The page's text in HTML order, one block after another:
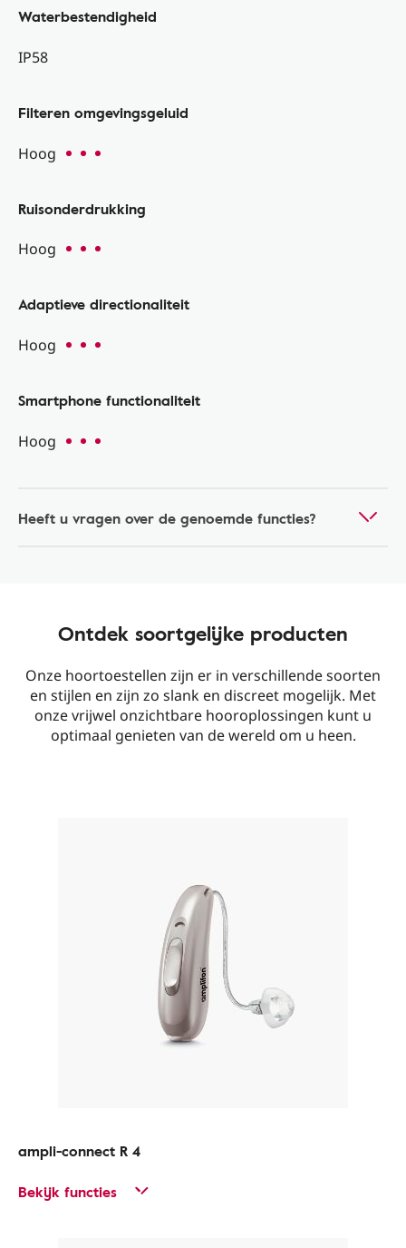
Waterbestendigheid
IP58
Filteren omgevingsgeluid
Hoog
Ruisonderdrukking
Hoog
Adaptieve directionaliteit
Hoog
Smartphone functionaliteit
Hoog
Heeft u vragen over de genoemde functies?
Ontdek soortgelijke producten
Onze hoortoestellen zijn er in verschillende soorten
en stijlen en zijn zo slank en discreet mogelijk. Met
onze vrijwel onzichtbare hooroplossingen kunt u
optimaal genieten van de wereld om u heen.
ampli-connect R 4
Bekijk functies